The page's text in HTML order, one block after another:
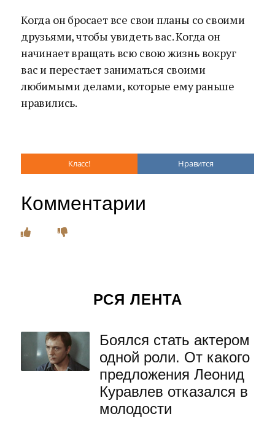
Когда он бросает все свои планы со своими
друзьями, чтобы увидеть вас. Когда он
начинает вращать всю свою жизнь вокруг
вас и перестает заниматься своими
любимыми делами, которые ему раньше
нравились.
Класс! Нравится
Комментарии
РСЯ ЛЕНТА
Боялся стать актером
одной роли. От какого
предложения Леонид
Куравлев отказался в
молодости